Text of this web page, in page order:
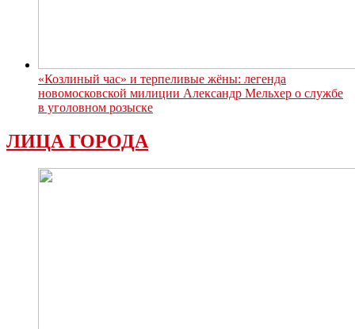
«Козлиный час» и терпеливые жёны: легенда
новомосковской милиции Александр Мельхер о службе
в уголовном розыске
ЛИЦА ГОРОДА